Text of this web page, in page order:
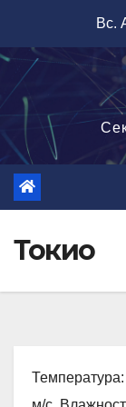
содержимому
Вс.
Токио